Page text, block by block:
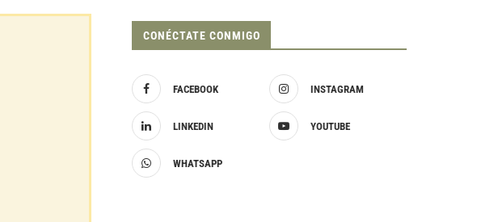
CONÉCTATE CONMIGO
FACEBOOK INSTAGRAM
LINKEDIN YOUTUBE
WHATSAPP